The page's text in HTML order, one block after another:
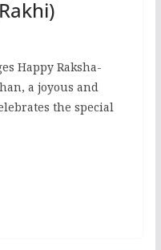
Happy Raksha-
a joyous and
the special